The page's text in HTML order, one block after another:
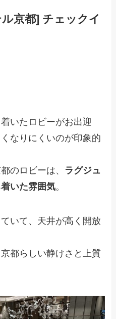
京都] チェックイ
いたロビーがお出迎
なりにくいのが印象的
のロビーは、 ラグジュ
いた雰囲気。
いて、天井が高く開放
都らしい静けさと上質